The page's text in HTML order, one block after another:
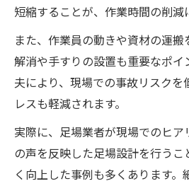
短縮することが、作業時間の削減
また、作業員の動きや資材の運
解消や手すりの設置も重要なポイ
夫により、現場での事故リスクを
レスも軽減されます。
実際に、足場業者が現場でのヒ
の声を反映した足場設計を行うこ
く向上した事例も多くあります